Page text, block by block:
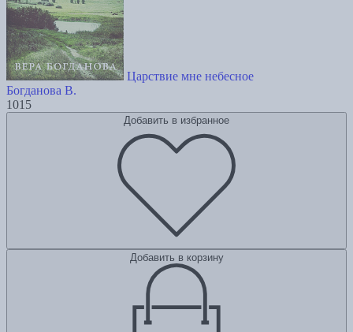
Царствие мне небесное
Богданова В.
1015
Добавить в избранное
Добавить в корзину